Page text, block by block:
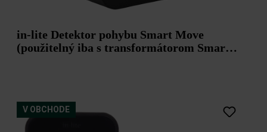
in-lite Detektor pohybu Smart Move
(použitelný iba s transformátorom Smart
V OBCHODE